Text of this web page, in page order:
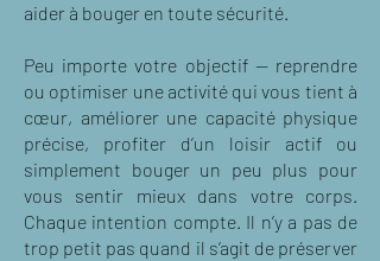
aider à bouger en toute sécurité.
Peu importe votre objectif — reprendre
ou optimiser une activité qui vous tient à
cœur, améliorer une capacité physique
précise, profiter d’un loisir actif ou
simplement bouger un peu plus pour
vous sentir mieux dans votre corps.
Chaque intention compte. Il n’y a pas de
trop petit pas quand il s’agit de préserver